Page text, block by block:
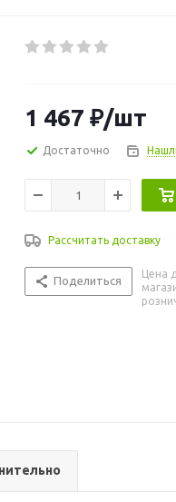
1 467 ₽/шт
Достаточно
Рассчитать доставку
Поделиться
Цена